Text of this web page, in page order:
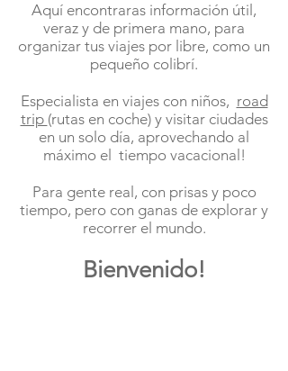
Aquí encontraras información útil,
veraz y de primera mano, para
organizar tus viajes por libre, como un
pequeño colibrí.
Especialista en viajes con niños, road
trip (rutas en coche) y visitar ciudades
en un solo día, aprovechando al
máximo el tiempo vacacional!
Para gente real, con prisas y poco
tiempo, pero con ganas de explorar y
recorrer el mundo.
Bienvenido!